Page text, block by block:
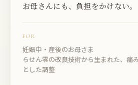
お母さんにも、負担をかけない。
FOR
妊娠中・産後のお母さま
らせん零の改良技術から生まれた、痛
とした調整